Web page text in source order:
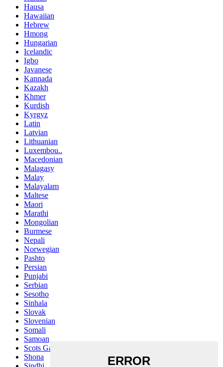
Hausa
Hawaiian
Hebrew
Hmong
Hungarian
Icelandic
Igbo
Javanese
Kannada
Kazakh
Khmer
Kurdish
Kyrgyz
Latin
Latvian
Lithuanian
Luxembou..
Macedonian
Malagasy
Malay
Malayalam
Maltese
Maori
Marathi
Mongolian
Burmese
Nepali
Norwegian
Pashto
Persian
Punjabi
Serbian
Sesotho
Sinhala
Slovak
Slovenian
Somali
Samoan
Scots Gaelic
Shona